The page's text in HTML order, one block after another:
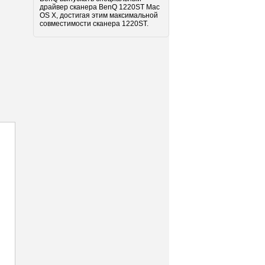
драйвер сканера BenQ 1220ST Mac
OS X, достигая этим максимальной
совместимости сканера 1220ST.